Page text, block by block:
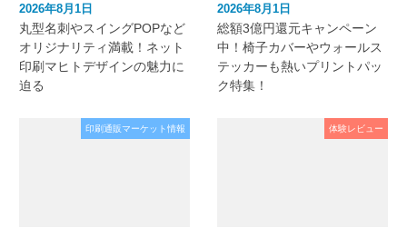
2026年8月1日
丸型名刺やスイングPOPなど
オリジナリティ満載！ネット
印刷マヒトデザインの魅力に
迫る
2026年8月1日
総額3億円還元キャンペーン
中！椅子カバーやウォールス
テッカーも熱いプリントパッ
ク特集！
印刷通販マーケット情報 体験レビュー